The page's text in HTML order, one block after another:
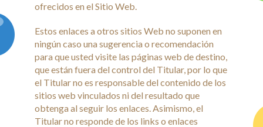
ofrecidos en el Sitio Web.
Estos enlaces a otros sitios Web no suponen en
ningún caso una sugerencia o recomendación
para que usted visite las páginas web de destino,
que están fuera del control del Titular, por lo que
el Titular no es responsable del contenido de los
sitios web vinculados ni del resultado que
obtenga al seguir los enlaces. Asimismo, el
Titular no responde de los links o enlaces